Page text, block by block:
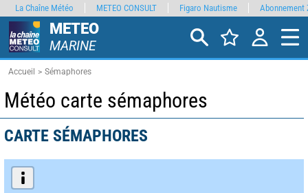
METEO
MARINE
Accueil Sémaphores
Météo carte sémaphores
CARTE SÉMAPHORES
La Chaîne Météo METEO CONSULT Figaro Nautisme Abonnement